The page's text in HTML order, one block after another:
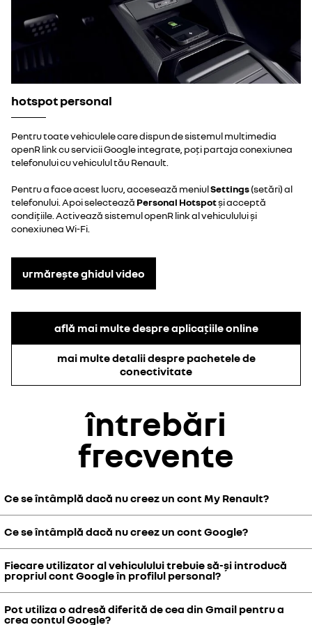
hotspot personal
Pentru toate vehiculele care dispun de sistemul multimedia
openR link cu servicii Google integrate, poți partaja conexiunea
telefonului cu vehiculul tău Renault.
Pentru a face acest lucru, accesează meniulSettings(setări) al
telefonului. Apoi selectează Personal Hotspotși acceptă
condițiile. Activează sistemul openR link al vehiculului și
conexiunea Wi-Fi.
urmărește ghidul video
află mai multe despre aplicațiile online
mai multe detalii despre pachetele de
conectivitate
întrebări
frecvente
Ce se întâmplă dacă nu creez un cont My Renault?
My Renault este proiectat pentru a îți face viața mai ușoară. Dacă
nu ai un profil personal nu poți vedea în timp real anumite date ale
vehiculului.
obligatorie pentru utilizarea serviciilor online.
Ce se întâmplă dacă nu creez un cont Google?
Dacă nu ai un cont Google asociat cu sistemul openR link, nu vei
avea acces la aplicațiile din Google Play.
Fiecare utilizator al vehiculului trebuie să-și introducă
propriul cont Google în profilul personal?
Pentru experiențe personalizate, îți recomandăm să configurezi
Pot utiliza o adresă diferită de cea din Gmail pentru a
crea contul Google?